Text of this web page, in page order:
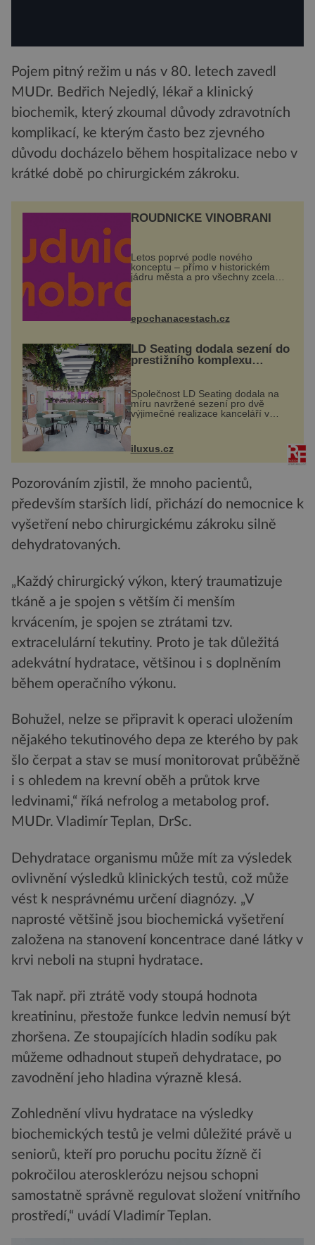
Pojem pitný režim u nás v 80. letech zavedl
MUDr. Bedřich Nejedlý, lékař a klinický
biochemik, který zkoumal důvody zdravotních
komplikací, ke kterým často bez zjevného
důvodu docházelo během hospitalizace nebo v
krátké době po chirurgickém zákroku.
ROUDNICKÉ VINOBRANÍ
Letos poprvé podle nového
konceptu – přímo v historickém
jádru města a pro všechny zcela
zdarma. Hlavní program se
náměstí. Návštěvníci se mohou těšit
na víno, burčák, pes...
epochanacestach.cz
LD Seating dodala sezení do
prestižního komplexu
MediaCityUK v Salfordu
Společnost LD Seating dodala na
míru navržené sezení pro dvě
výjimečné realizace kanceláří v
areálu MediaCityUK v anglickém
Tower a Orange Tower. Komplex
budov Media...
iluxus.cz
Pozorováním zjistil, že mnoho pacientů,
především starších lidí, přichází do nemocnice k
vyšetření nebo chirurgickému zákroku silně
dehydratovaných.
„Každý chirurgický výkon, který traumatizuje
tkáně a je spojen s větším či menším
krvácením, je spojen se ztrátami tzv.
extracelulární tekutiny. Proto je tak důležitá
adekvátní hydratace, většinou i s doplněním
během operačního výkonu.
Bohužel, nelze se připravit k operaci uložením
nějakého tekutinového depa ze kterého by pak
šlo čerpat a stav se musí monitorovat průběžně
i s ohledem na krevní oběh a průtok krve
ledvinami,“ říká nefrolog a metabolog prof.
MUDr. Vladimír Teplan, DrSc.
Dehydratace organismu může mít za výsledek
ovlivnění výsledků klinických testů, což může
vést k nesprávnému určení diagnózy. „V
naprosté většině jsou biochemická vyšetření
založena na stanovení koncentrace dané látky v
krvi neboli na stupni hydratace.
Tak např. při ztrátě vody stoupá hodnota
kreatininu, přestože funkce ledvin nemusí být
zhoršena. Ze stoupajících hladin sodíku pak
můžeme odhadnout stupeň dehydratace, po
zavodnění jeho hladina výrazně klesá.
Zohlednění vlivu hydratace na výsledky
biochemických testů je velmi důležité právě u
seniorů, kteří pro poruchu pocitu žízně či
pokročilou aterosklerózu nejsou schopni
samostatně správně regulovat složení vnitřního
prostředí,“ uvádí Vladimír Teplan.